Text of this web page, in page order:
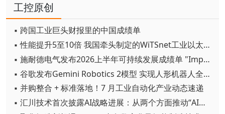
工控原创
▪ 跨国工业巨头财报里的中国成绩单
▪ 性能提升5至10倍 我国牵头制定的WiTSnet工业以太网国际标准正式发布
▪ 施耐德电气发布2026上半年可持续发展成绩单 "Impact 2030"路线图开局稳健
▪ 谷歌发布Gemini Robotics 2模型 实现人形机器人全身智能控制突破
▪ 并购整合 + 标准落地！7 月工业自动化产业动态速递
▪ 汇川技术首次披露AI战略进展：从两个方面推动“AI业务化”落地